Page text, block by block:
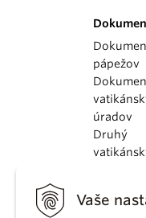
Vaše
pápežov
úradov
Druhý
KBS